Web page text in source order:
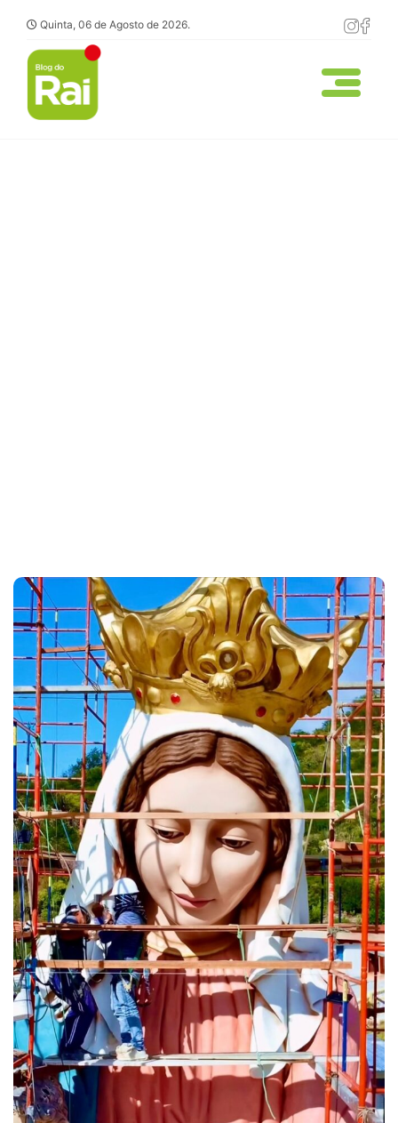
Quinta, 06 de Agosto de 2026.